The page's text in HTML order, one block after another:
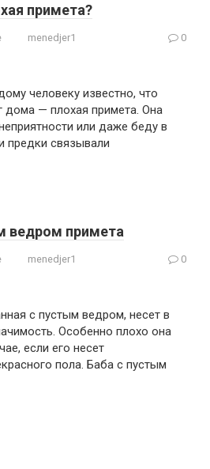
примета?
menedjer1 0
человеку известно, что
дома — плохая примета. Она
или даже беду в
предки связывали
ведром примета
menedjer1 0
с пустым ведром, несет в
Особенно плохо она
если его несет
пола. Баба с пустым